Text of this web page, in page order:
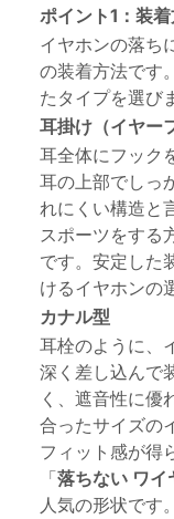
ポイント1：装
イヤホンの落ち
の装着方法です
たタイプを選び
耳掛け（イヤー
耳全体にフック
耳の上部でしっ
れにくい構造と
スポーツをする
です。安定した
けるイヤホンの
カナル型
耳栓のように、
深く差し込んで
く、遮音性に優
合ったサイズの
フィット感が得
「落ちない ワイ
人気の形状です